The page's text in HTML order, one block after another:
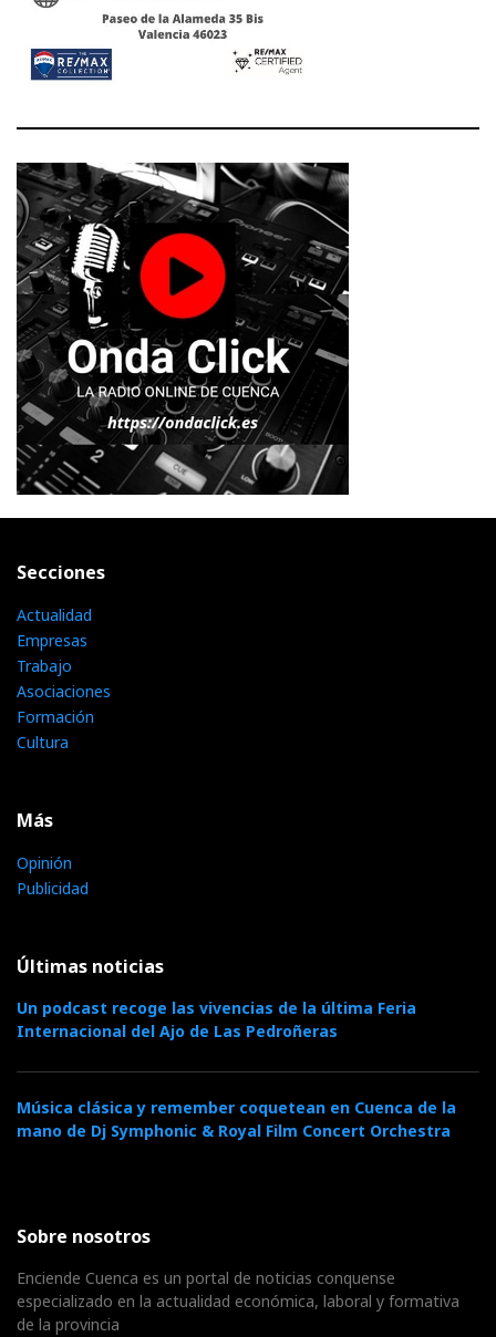
Secciones
Actualidad
Empresas
Trabajo
Asociaciones
Formación
Cultura
Más
Opinión
Publicidad
Últimas noticias
Un podcast recoge las vivencias de la última Feria
Internacional del Ajo de Las Pedroñeras
Música clásica y remember coquetean en Cuenca de la
mano de Dj Symphonic & Royal Film Concert Orchestra
Sobre nosotros
Enciende Cuenca es un portal de noticias conquense
especializado en la actualidad económica, laboral y formativa
de la provincia